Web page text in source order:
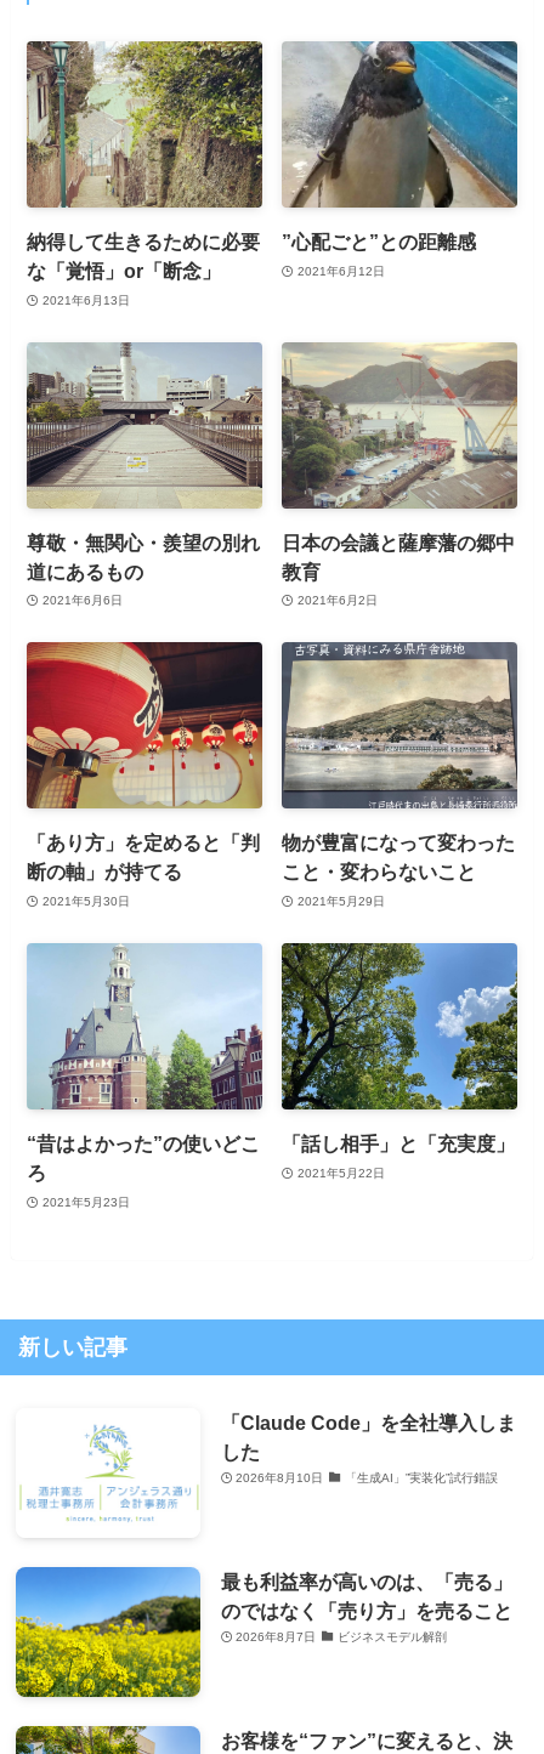
納得して生きるために必要
な「覚悟」or「断念」
2021年6月13日
”心配ごと”との距離感
2021年6月12日
尊敬・無関心・羨望の別れ
道にあるもの
2021年6月6日
日本の会議と薩摩藩の郷中
教育
2021年6月2日
「あり方」を定めると「判
断の軸」が持てる
2021年5月30日
物が豊富になって変わった
こと・変わらないこと
2021年5月29日
“昔はよかった”の使いどこ
ろ
2021年5月23日
「話し相手」と「充実度」
2021年5月22日
新しい記事
「Claude Code」を全社導入しま
した
2026年8月10日 「生成AI」”実装化”試行錯誤
最も利益率が高いのは、「売る」
のではなく「売り方」を売ること
2026年8月7日 ビジネスモデル解剖
お客様を“ファン”に変えると、決